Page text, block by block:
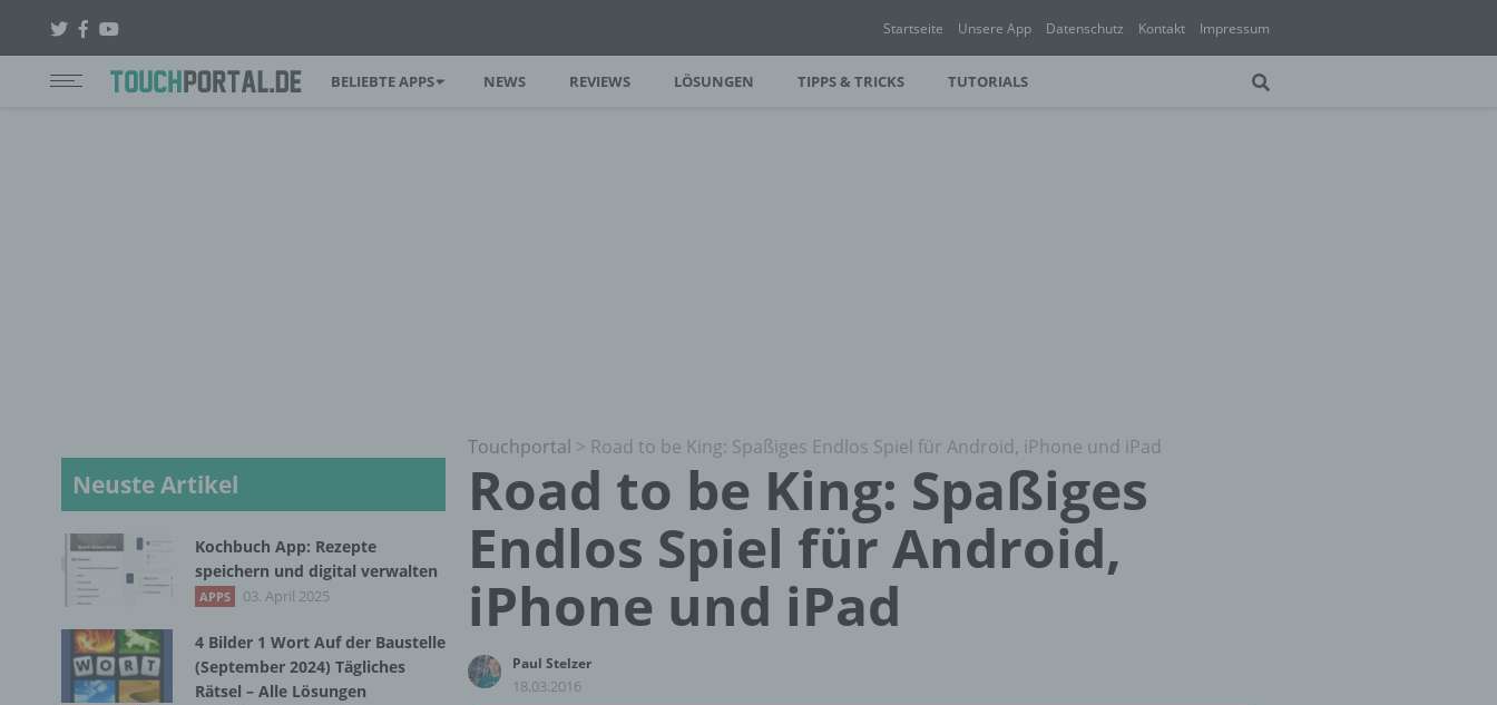
Startseite Unsere App Datenschutz Kontakt Impressum
BELIEBTE APPS NEWS REVIEWS LÖSUNGEN TIPPS & TRICKS TUTORIALS
Touchportal > Road to be King: Spaßiges Endlos Spiel für Android, iPhone und iPad
Road to be King: Spaßiges
Endlos Spiel für Android,
iPhone und iPad
Paul Stelzer
18.03.2016
Neuste Artikel
Kochbuch App: Rezepte
speichern und digital verwalten
APPS 03. April 2025
4 Bilder 1 Wort Auf der Baustelle
(September 2024) Tägliches
Rätsel – Alle Lösungen